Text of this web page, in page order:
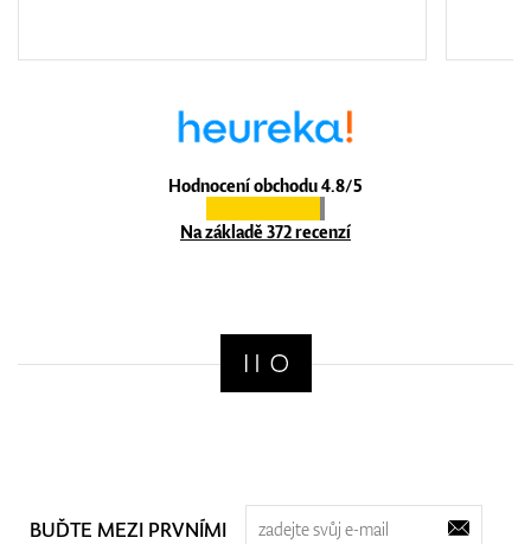
Hodnocení obchodu 4.8/5
Na základě 372 recenzí
BUĎTE MEZI PRVNÍMI